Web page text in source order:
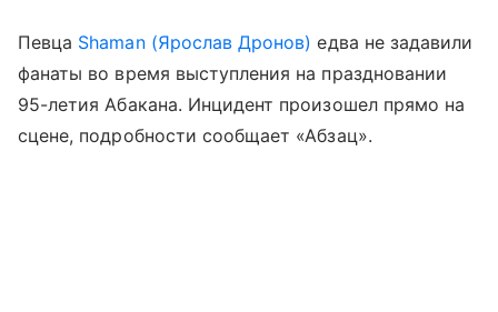
Певца Shaman (Ярослав Дронов) едва не задавили
фанаты во время выступления на праздновании
95-летия Абакана. Инцидент произошел прямо на
сцене, подробности сообщает «Абзац».